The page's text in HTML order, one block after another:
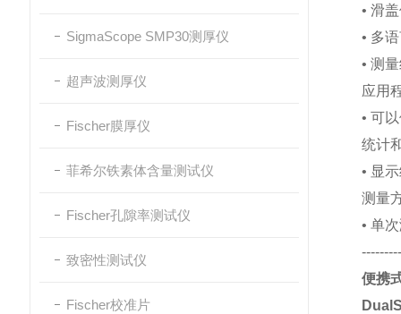
SigmaScope SMP30测厚仪
超声波测厚仪
Fischer膜厚仪
菲希尔铁素体含量测试仪
Fischer孔隙率测试仪
致密性测试仪
Fischer校准片
• 滑
• 多
• 测
应用
• 可
统计
• 显
测量
• 单
便携